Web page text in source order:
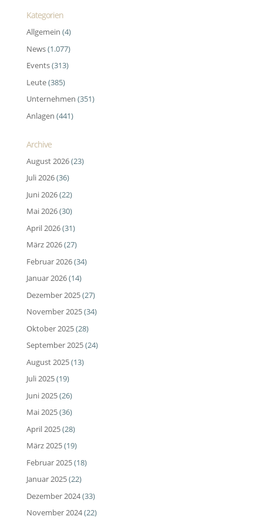
Kategorien
Allgemein (4)
News(1.077)
Events(313)
Leute(385)
Unternehmen (351)
Anlagen (441)
Archive
August 2026(23)
Juli 2026(36)
Juni 2026(22)
Mai 2026(30)
April 2026(31)
März 2026(27)
Februar 2026(34)
Januar 2026(14)
Dezember 2025(27)
November 2025(34)
Oktober 2025(28)
September 2025(24)
August 2025(13)
Juli 2025(19)
Juni 2025(26)
Mai 2025(36)
April 2025(28)
März 2025(19)
Februar 2025(18)
Januar 2025(22)
Dezember 2024(33)
November 2024(22)